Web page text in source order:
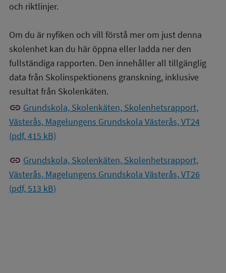
och riktlinjer.
Om du är nyfiken och vill förstå mer om just denna
skolenhet kan du här öppna eller ladda ner den
fullständiga rapporten. Den innehåller all tillgänglig
data från Skolinspektionens granskning, inklusive
resultat från Skolenkäten.
link Grundskola, Skolenkäten, Skolenhetsrapport,
Västerås, Magelungens Grundskola Västerås, VT24
(pdf, 415 kB)
link Grundskola, Skolenkäten, Skolenhetsrapport,
Västerås, Magelungens Grundskola Västerås, VT26
(pdf, 513 kB)